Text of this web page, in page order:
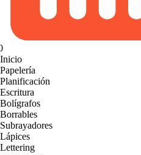
Inicio
Papelería
Planificación
Escritura
Bolígrafos
Borrables
Subrayadores
Lápices
Lettering